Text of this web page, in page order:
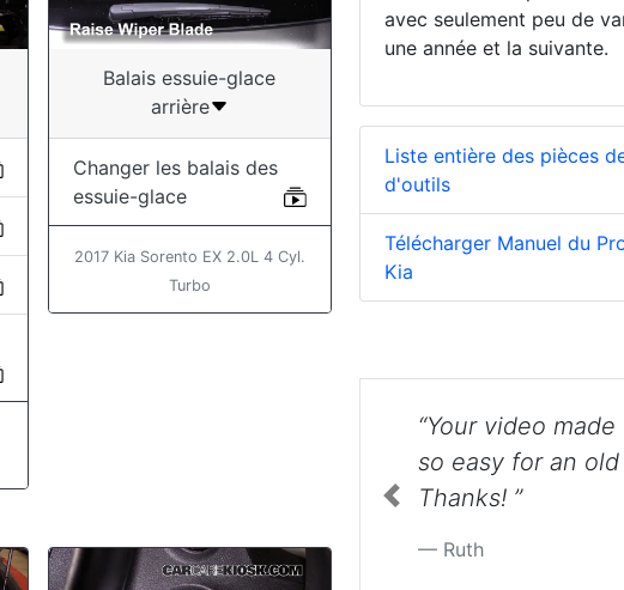
Balais essuie-glace
arrière
Changer les balais des
essuie-glace
2017 Kia Sorento EX 2.0L 4 Cyl.
Turbo
avec seulement peu de
une année et la suivante.
Liste entière des pièces
d'outils
Télécharger Manuel du
Kia
“Your videos are
good - they solve
problem in
Previous